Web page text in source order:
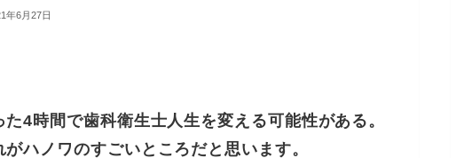
年6月27日
た4時間で歯科衛生士人生を変える可能性がある。
がハノワのすごいところだと思います。